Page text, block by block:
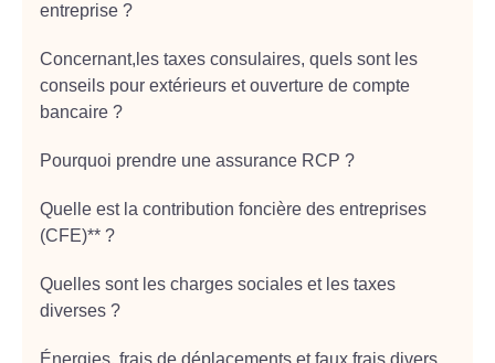
entreprise ?
Concernant,les taxes consulaires, quels sont les
conseils pour extérieurs et ouverture de compte
bancaire ?
Pourquoi prendre une assurance RCP ?
Quelle est la contribution foncière des entreprises
(CFE)** ?
Quelles sont les charges sociales et les taxes
diverses ?
Énergies, frais de déplacements et faux frais divers